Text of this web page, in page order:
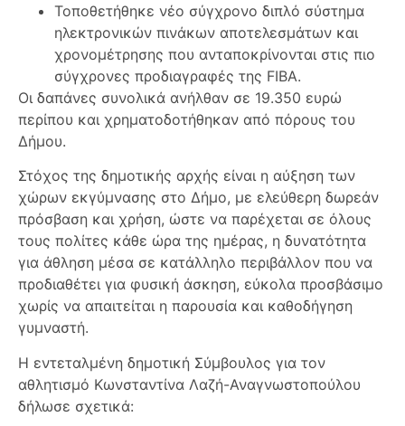
Τοποθετήθηκε νέο σύγχρονο διπλό σύστημα
ηλεκτρονικών πινάκων αποτελεσμάτων και
χρονομέτρησης που ανταποκρίνονται στις πιο
σύγχρονες προδιαγραφές της FIBA.
Οι δαπάνες συνολικά ανήλθαν σε 19.350 ευρώ
περίπου και χρηματοδοτήθηκαν από πόρους του
Δήμου.
Στόχος της δημοτικής αρχής είναι η αύξηση των
χώρων εκγύμνασης στο Δήμο, με ελεύθερη δωρεάν
πρόσβαση και χρήση, ώστε να παρέχεται σε όλους
τους πολίτες κάθε ώρα της ημέρας, η δυνατότητα
για άθληση μέσα σε κατάλληλο περιβάλλον που να
προδιαθέτει για φυσική άσκηση, εύκολα προσβάσιμο
χωρίς να απαιτείται η παρουσία και καθοδήγηση
γυμναστή.
Η εντεταλμένη δημοτική Σύμβουλος για τον
αθλητισμό Κωνσταντίνα Λαζή-Αναγνωστοπούλου
δήλωσε σχετικά: